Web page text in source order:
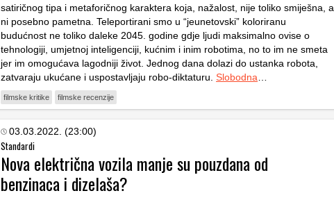
satiričnog tipa i metaforičnog karaktera koja, nažalost, nije toliko smiješna, a
ni posebno pametna. Teleportirani smo u “jeunetovski” koloriranu
budućnost ne toliko daleke 2045. godine gdje ljudi maksimalno ovise o
tehnologiji, umjetnoj inteligenciji, kućnim i inim robotima, no to im ne smeta
jer im omogućava lagodniji život. Jednog dana dolazi do ustanka robota,
zatvaraju ukućane i uspostavljaju robo-diktaturu. Slobodna
filmske kritike filmske recenzije
03.03.2022. (23:00)
Standardi
Nova električna vozila manje su pouzdana od
benzinaca i dizelaša?